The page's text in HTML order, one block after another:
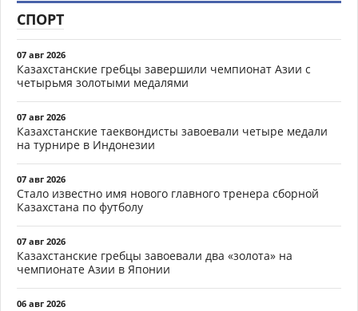
СПОРТ
07 авг 2026
Казахстанские гребцы завершили чемпионат Азии с
четырьмя золотыми медалями
07 авг 2026
Казахстанские таеквондисты завоевали четыре медали
на турнире в Индонезии
07 авг 2026
Стало известно имя нового главного тренера сборной
Казахстана по футболу
07 авг 2026
Казахстанские гребцы завоевали два «золота» на
чемпионате Азии в Японии
06 авг 2026